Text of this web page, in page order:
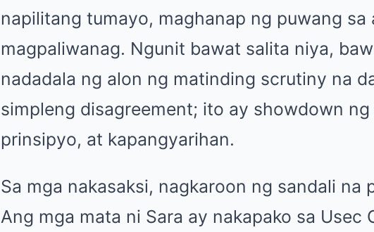
napilitang tumayo, maghanap ng puwang sa
magpaliwanag. Ngunit bawat salita niya,
nadadala ng alon ng matinding scrutiny na
simpleng disagreement; ito ay showdown
prinsipyo, at kapangyarihan.
Sa mga nakasaksi, nagkaroon ng sandali na
Ang mga mata ni Sara ay nakapako sa Usec